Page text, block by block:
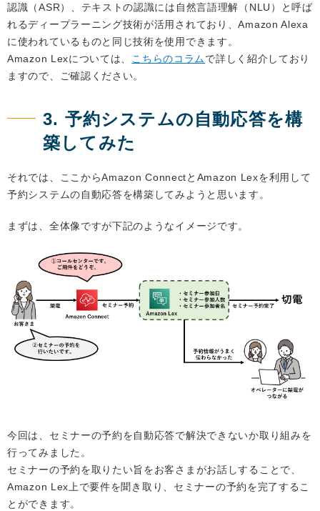
認識（ASR）、テキストの認識には自然言語理解（NLU）と呼ば
れるディープラーニング技術が活用されており、Amazon Alexa
に使われているものと同じ技術を使用できます。
Amazon Lexについては、
こちらのコラムで詳しく紹介しており
ますので、ご確認ください。
3. 予約システムの自動応答を構
築してみた
それでは、ここからAmazon ConnectとAmazon Lexを利用して
予約システムの自動応答を構築してみようと思います。
まずは、全体像ですが下記のようなイメージです。
今回は、セミナーの予約を自動応答で解決できないか取り組みを
行ってみました。
セミナーの予約を取りたい旨をお客さまがお話しすることで、
Amazon Lex上で要件を聞き取り、セミナーの予約を完了するこ
とができます。